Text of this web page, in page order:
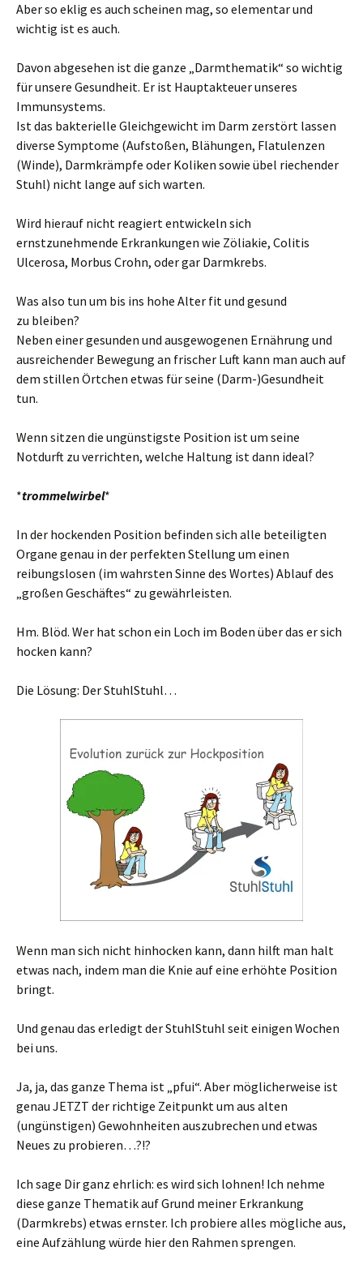
Aber so eklig es auch scheinen mag, so elementar und
wichtig ist es auch.
Davon abgesehen ist die ganze „Darmthematik“ so wichtig
für unsere Gesundheit. Er ist Hauptakteuer unseres
Immunsystems.
Ist das bakterielle Gleichgewicht im Darm zerstört lassen
diverse Symptome (Aufstoßen, Blähungen, Flatulenzen
(Winde), Darmkrämpfe oder Koliken sowie übel riechender
Stuhl) nicht lange auf sich warten.
Wird hierauf nicht reagiert entwickeln sich
ernstzunehmende Erkrankungen wie Zöliakie, Colitis
Ulcerosa, Morbus Crohn, oder gar Darmkrebs.
Was also tun um bis ins hohe Alter fit und gesund
zu bleiben?
Neben einer gesunden und ausgewogenen Ernährung und
ausreichender Bewegung an frischer Luft kann man auch auf
dem stillen Örtchen etwas für seine (Darm-)Gesundheit
tun.
Wenn sitzen die ungünstigste Position ist um seine
Notdurft zu verrichten, welche Haltung ist dann ideal?
*trommelwirbel*
In der hockenden Position befinden sich alle beteiligten
Organe genau in der perfekten Stellung um einen
reibungslosen (im wahrsten Sinne des Wortes) Ablauf des
„großen Geschäftes“ zu gewährleisten.
Hm. Blöd. Wer hat schon ein Loch im Boden über das er sich
hocken kann?
Die Lösung: Der StuhlStuhl…
Wenn man sich nicht hinhocken kann, dann hilft man halt
etwas nach, indem man die Knie auf eine erhöhte Position
bringt.
Und genau das erledigt der StuhlStuhl seit einigen Wochen
bei uns.
Ja, ja, das ganze Thema ist „pfui“. Aber möglicherweise ist
genau JETZT der richtige Zeitpunkt um aus alten
(ungünstigen) Gewohnheiten auszubrechen und etwas
Neues zu probieren…?!?
Ich sage Dir ganz ehrlich: es wird sich lohnen! Ich nehme
diese ganze Thematik auf Grund meiner Erkrankung
(Darmkrebs) etwas ernster. Ich probiere alles mögliche aus,
eine Aufzählung würde hier den Rahmen sprengen.